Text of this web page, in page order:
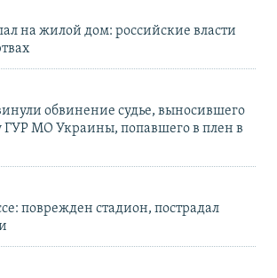
на жилой дом: российские власти
обвинение судье, выносившего
ГУР МО Украины, попавшего в плен в
поврежден стадион, пострадал